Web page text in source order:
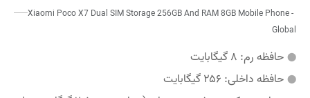
Xiaomi Poco X7 Dual SIM Storage 256GB And RAM 8GB Mobile Phone -
Global
حافظه رم: ۸ گیگابایت
حافظه داخلی: ۲۵۶ گیگابایت